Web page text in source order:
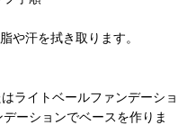
や汗を拭き取ります。
ライトベールファンデーショ
ーションでベースを作りま